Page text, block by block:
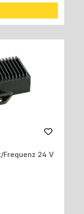
24 V